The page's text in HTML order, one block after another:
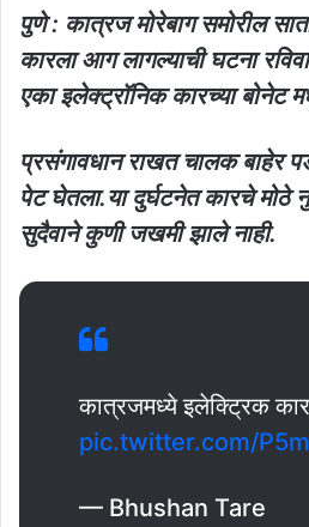
पुणे : कात्रज मोरेबाग समोरील
कारला आग लागल्याची घटना
एका इलेक्ट्रॉनिक कारच्या बोनेट
प्रसंगावधान राखत चालक बाहेर
पेट घेतला.या दुर्घटनेत कारचे
सुदैवाने कुणी जखमी झाले नाही.
कात्रजमध्ये इलेक्ट्रिक
pic.twitter.com/
— Bhushan Tare